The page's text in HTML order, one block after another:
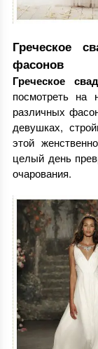
Греческое
фасонов
Греческое
посмотреть
различных
девушках,
этой
целый день
очарования.